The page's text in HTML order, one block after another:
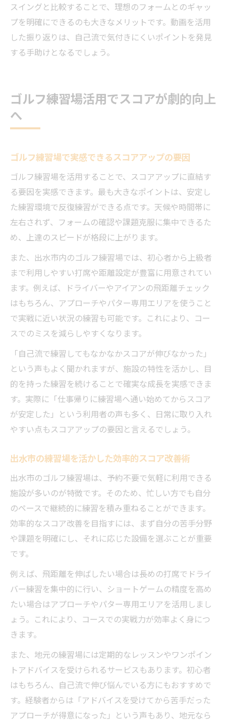
スイングと比較することで、理想のフォームとのギャッ
プを明確にできるのも大きなメリットです。動画を活用
した振り返りは、自己流で気付きにくいポイントを発見
する手助けとなるでしょう。
ゴルフ練習場活用でスコアが劇的向上
へ
ゴルフ練習場で実感できるスコアアップの要因
ゴルフ練習場を活用することで、スコアアップに直結す
る要因を実感できます。最も大きなポイントは、安定し
た練習環境で反復練習ができる点です。天候や時間帯に
左右されず、フォームの確認や課題克服に集中できるた
め、上達のスピードが格段に上がります。
また、出水市内のゴルフ練習場では、初心者から上級者
まで利用しやすい打席や距離設定が豊富に用意されてい
ます。例えば、ドライバーやアイアンの飛距離チェック
はもちろん、アプローチやパター専用エリアを使うこと
で実戦に近い状況の練習も可能です。これにより、コー
スでのミスを減らしやすくなります。
「自己流で練習してもなかなかスコアが伸びなかった」
という声もよく聞かれますが、施設の特性を活かし、目
的を持った練習を続けることで確実な成長を実感できま
す。実際に「仕事帰りに練習場へ通い始めてからスコア
が安定した」という利用者の声も多く、日常に取り入れ
やすい点もスコアアップの要因と言えるでしょう。
出水市の練習場を活かした効率的スコア改善術
出水市のゴルフ練習場は、予約不要で気軽に利用できる
施設が多いのが特徴です。そのため、忙しい方でも自分
のペースで継続的に練習を積み重ねることができます。
効率的なスコア改善を目指すには、まず自分の苦手分野
や課題を明確にし、それに応じた設備を選ぶことが重要
です。
例えば、飛距離を伸ばしたい場合は長めの打席でドライ
バー練習を集中的に行い、ショートゲームの精度を高め
たい場合はアプローチやパター専用エリアを活用しまし
ょう。これにより、コースでの実戦力が効率よく身につ
きます。
また、地元の練習場には定期的なレッスンやワンポイン
トアドバイスを受けられるサービスもあります。初心者
はもちろん、自己流で伸び悩んでいる方にもおすすめで
す。経験者からは「アドバイスを受けてから苦手だった
アプローチが得意になった」という声もあり、地元なら